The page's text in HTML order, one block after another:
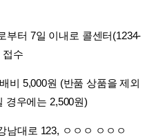
부터 7일 이내로 콜센터(1234-
접수
비 5,000원 (반품 상품을 제외
경우에는 2,500원)
남대로 123, ㅇㅇㅇ ㅇㅇㅇ